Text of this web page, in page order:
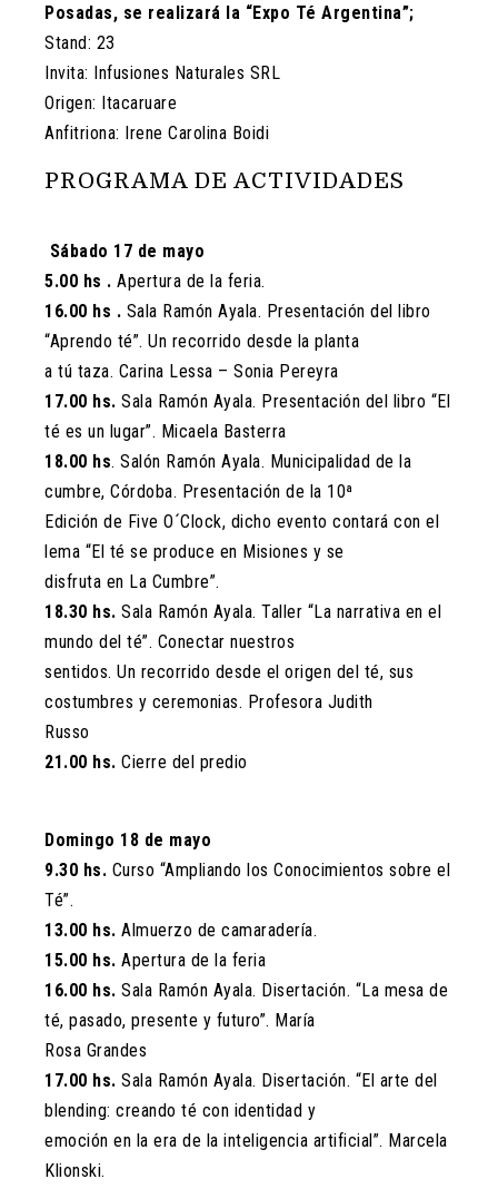
Posadas, se realizará la “Expo Té Argentina”;
Stand: 23
Invita: Infusiones Naturales SRL
Origen: Itacaruare
Anfitriona: Irene Carolina Boidi
PROGRAMA DE ACTIVIDADES
Sábado 17 de mayo
5.00 hs . Apertura de la feria.
16.00 hs . Sala Ramón Ayala. Presentación del libro
“Aprendo té”. Un recorrido desde la planta
a tú taza. Carina Lessa – Sonia Pereyra
17.00 hs. Sala Ramón Ayala. Presentación del libro “El
té es un lugar”. Micaela Basterra
18.00 hs. Salón Ramón Ayala. Municipalidad de la
cumbre, Córdoba. Presentación de la 10ª
Edición de Five O´Clock, dicho evento contará con el
lema “El té se produce en Misiones y se
disfruta en La Cumbre”.
18.30 hs. Sala Ramón Ayala. Taller “La narrativa en el
mundo del té”. Conectar nuestros
sentidos. Un recorrido desde el origen del té, sus
costumbres y ceremonias. Profesora Judith
Russo
21.00 hs. Cierre del predio
Domingo 18 de mayo
9.30 hs. Curso “Ampliando los Conocimientos sobre el
Té”.
13.00 hs. Almuerzo de camaradería.
15.00 hs. Apertura de la feria
16.00 hs. Sala Ramón Ayala. Disertación. “La mesa de
té, pasado, presente y futuro”. María
Rosa Grandes
17.00 hs. Sala Ramón Ayala. Disertación. “El arte del
blending: creando té con identidad y
emoción en la era de la inteligencia artificial”. Marcela
Klionski.